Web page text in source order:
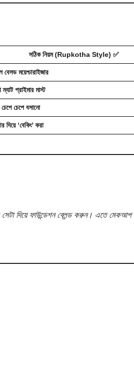
সঠিক নিয়ম (Rupkotha Style) ✅
বেসড ময়েশ্চারাইজার
ম্যাট প্রাইমার মাস্ট
চেপে চেপে বসানো
দিয়ে ‘বেকিং' করা
দিয়ে ফাউন্ডেশন ব্লেন্ড করুন। এতে মেকআপ